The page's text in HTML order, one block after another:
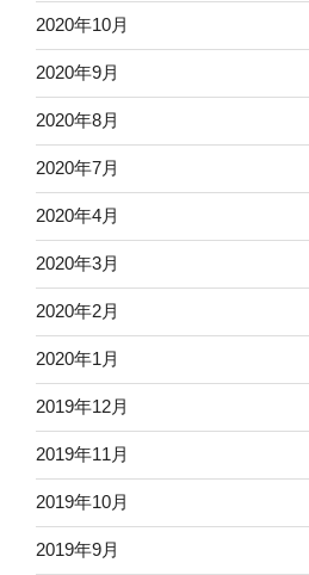
2020年10月
2020年9月
2020年8月
2020年7月
2020年4月
2020年3月
2020年2月
2020年1月
2019年12月
2019年11月
2019年10月
2019年9月